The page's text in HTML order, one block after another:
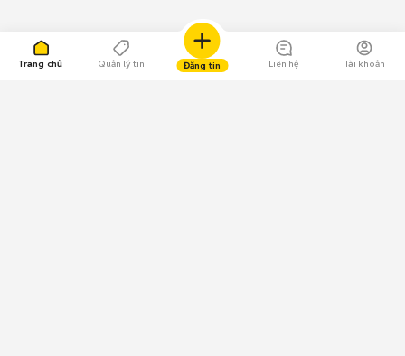
Trang chủ Quản lý tin Đăng tin Liên hệ Tài khoản